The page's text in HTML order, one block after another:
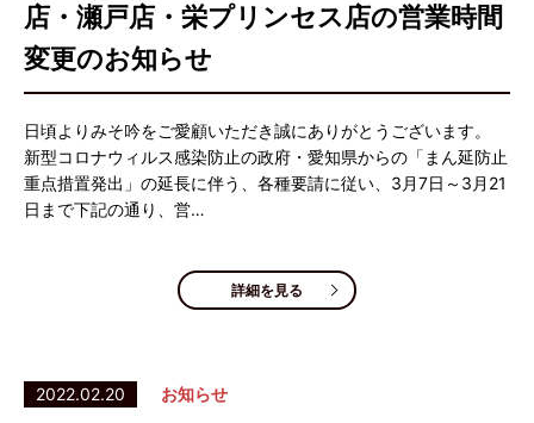
店・瀬戸店・栄プリンセス店の営業時間
変更のお知らせ
日頃よりみそ吟をご愛顧いただき誠にありがとうございます。
新型コロナウィルス感染防止の政府・愛知県からの「まん延防止
重点措置発出」の延長に伴う、各種要請に従い、3月7日～3月21
日まで下記の通り、営…
詳細を見る
2022.02.20 お知らせ